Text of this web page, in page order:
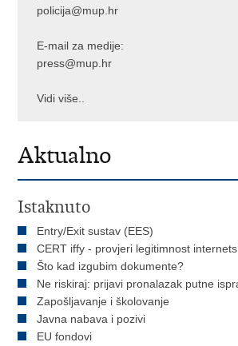
policija@mup.hr
E-mail za medije:
press@mup.hr
Vidi više..
Aktualno
Istaknuto
Entry/Exit sustav (EES)
CERT iffy - provjeri legitimnost
Što kad izgubim dokumente?
Ne riskiraj: prijavi pronalazak putne
Zapošljavanje i školovanje
Javna nabava i pozivi
EU fondovi